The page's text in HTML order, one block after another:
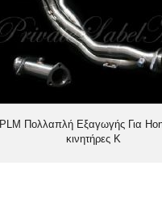
PLM Πολλαπλή Εξαγωγής Για
κινητήρες K